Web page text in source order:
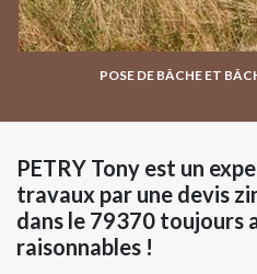
POSE DE BÂCHE ET
PETRY Tony est un
travaux par une devis
dans le 79370 toujours
raisonnables !